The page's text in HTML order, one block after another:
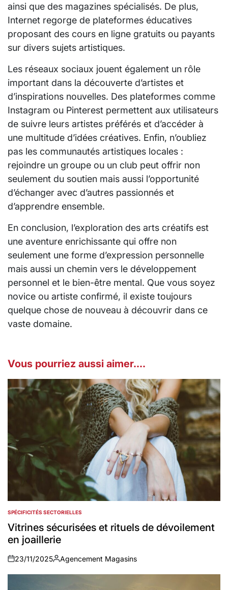
ainsi que des magazines spécialisés. De plus,
Internet regorge de plateformes éducatives
proposant des cours en ligne gratuits ou payants
sur divers sujets artistiques.
Les réseaux sociaux jouent également un rôle
important dans la découverte d’artistes et
d’inspirations nouvelles. Des plateformes comme
Instagram ou Pinterest permettent aux utilisateurs
de suivre leurs artistes préférés et d’accéder à
une multitude d’idées créatives. Enfin, n’oubliez
pas les communautés artistiques locales :
rejoindre un groupe ou un club peut offrir non
seulement du soutien mais aussi l’opportunité
d’échanger avec d’autres passionnés et
d’apprendre ensemble.
En conclusion, l’exploration des arts créatifs est
une aventure enrichissante qui offre non
seulement une forme d’expression personnelle
mais aussi un chemin vers le développement
personnel et le bien-être mental. Que vous soyez
novice ou artiste confirmé, il existe toujours
quelque chose de nouveau à découvrir dans ce
vaste domaine.
Vous pourriez aussi aimer....
POSTED
IN
SPÉCIFICITÉS SECTORIELLES
Vitrines sécurisées et rituels de dévoilement
en joaillerie
on
23/11/2025
Auteur
Agencement Magasins